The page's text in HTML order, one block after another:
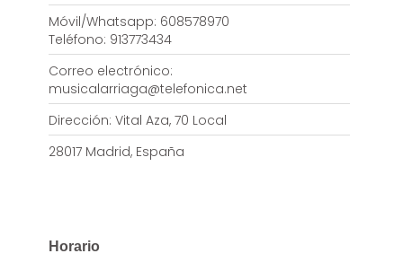
Móvil/Whatsapp: 608578970
Teléfono: 913773434
Correo electrónico:
musicalarriaga@telefonica.net
Dirección: Vital Aza, 70 Local
28017 Madrid, España
Horario